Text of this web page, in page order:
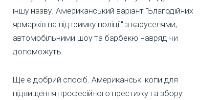
іншу назву. Американський варіант "Благодійних
ярмарків на підтримку поліції" з каруселями,
автомобільними шоу та барбекю навряд чи
допоможуть.
Ще є добрий спосіб. Американські копи для
підвищення професійного престижу та збору